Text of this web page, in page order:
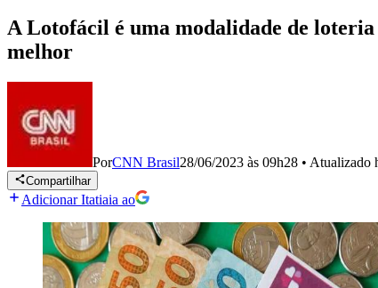
A Lotofácil é uma modalidade de
melhor
PorCNN Brasil28/06/2023 às 09h28 • Atualizado
Compartilhar
Adicionar Itatiaia ao